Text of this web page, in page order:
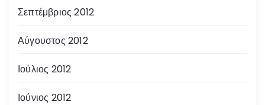
Σεπτέμβριος 2012
Αύγουστος 2012
Ιούλιος 2012
Ιούνιος 2012